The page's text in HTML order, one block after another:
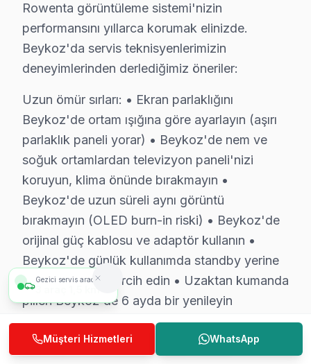
Rowenta televizyon paneli'lerde En Sık Karşılaşılan
Rowenta servisimizde en yaygın yazılım
bu cihaz Servis Yaklaşımımız
Rowenta TV Onarım Süreci
1. Müşteri bildirir, servis ekibi arıza semptomlarını
2. Termal kamera, osiloskop, ESR ölçer ile elektronik
3. Arıza kaynağı tespit edilir: panel mi, anakart mı, güç
4. Yazılı fiyat teklifi sunulur; onay olmadan işlem
5. Orijinal veya OEM eşdeğer bu TV parça ile onarım
6. Tüm fonksiyonlar kapsamlı test edilir; garanti
bu cihaz TV Bakım Tavsiyeleri
Rowenta TV'ler için en yaygın kullanıcı hatası; güç
Rowenta akıllı TV'niz arızalandığında verileri
bu marka güvenilirliği standartlarında Rowenta
Rowenta görüntüleme sistemi'nizin
performansını yıllarca korumak elinizde.
Beykoz'da servis teknisyenlerimizin
deneyimlerinden derlediğimiz öneriler:
Uzun ömür sırları: • Ekran parlaklığını
Beykoz'de ortam ışığına göre ayarlayın (aşırı
parlaklık paneli yorar) • Beykoz'de nem ve
soğuk ortamlardan televizyon paneli'nizi
koruyun, klima önünde bırakmayın •
Beykoz'de uzun süreli aynı görüntü
bırakmayın (OLED burn-in riski) • Beykoz'de
orijinal güç kablosu ve adaptör kullanın •
Beykoz'de günlük kullanımda standby yerine
tam kapatmayı tercih edin • Uzaktan kumanda
pilleri Beykoz'de 6 ayda bir yenileyin
Bu önerileri uygulayarak Beykoz'da Rowenta
televizyon'nizin ömrünü ciddi ölçüde
Gezici servis aracımız
Müşteri Hizmetleri WhatsApp